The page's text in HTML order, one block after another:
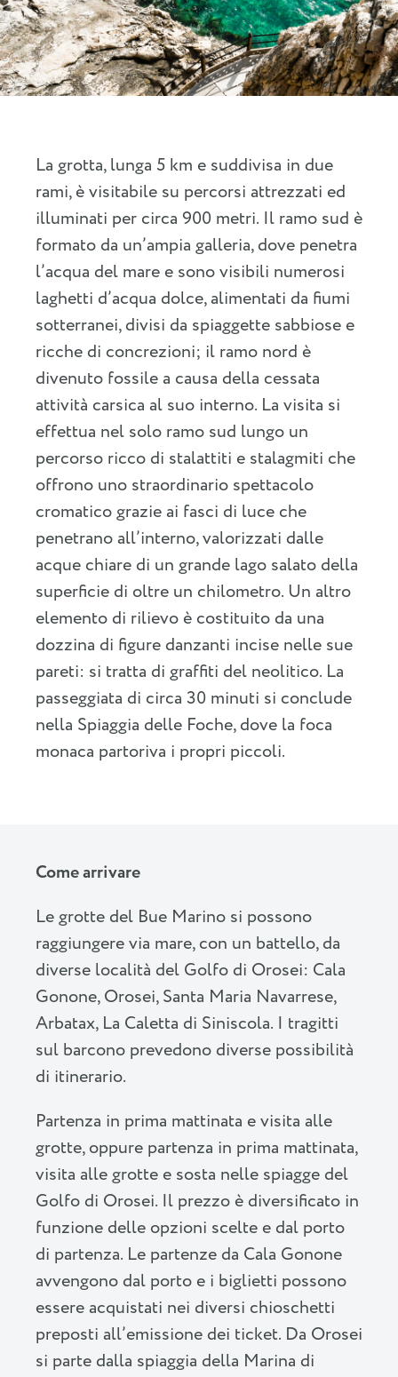
La grotta, lunga 5 km e suddivisa in due
rami, è visitabile su percorsi attrezzati ed
illuminati per circa 900 metri. Il ramo sud è
formato da un’ampia galleria, dove penetra
l’acqua del mare e sono visibili numerosi
laghetti d’acqua dolce, alimentati da fiumi
sotterranei, divisi da spiaggette sabbiose e
ricche di concrezioni; il ramo nord è
divenuto fossile a causa della cessata
attività carsica al suo interno. La visita si
effettua nel solo ramo sud lungo un
percorso ricco di stalattiti e stalagmiti che
offrono uno straordinario spettacolo
cromatico grazie ai fasci di luce che
penetrano all’interno, valorizzati dalle
acque chiare di un grande lago salato della
superficie di oltre un chilometro. Un altro
elemento di rilievo è costituito da una
dozzina di figure danzanti incise nelle sue
pareti: si tratta di graffiti del neolitico. La
passeggiata di circa 30 minuti si conclude
nella Spiaggia delle Foche, dove la foca
monaca partoriva i propri piccoli.
Come arrivare
Le grotte del Bue Marino si possono
raggiungere via mare, con un battello, da
diverse località del Golfo di Orosei: Cala
Gonone, Orosei, Santa Maria Navarrese,
Arbatax, La Caletta di Siniscola. I tragitti
sul barcono prevedono diverse possibilità
di itinerario.
Partenza in prima mattinata e visita alle
grotte, oppure partenza in prima mattinata,
visita alle grotte e sosta nelle spiagge del
Golfo di Orosei. Il prezzo è diversificato in
funzione delle opzioni scelte e dal porto
di partenza. Le partenze da Cala Gonone
avvengono dal porto e i biglietti possono
essere acquistati nei diversi chioschetti
preposti all’emissione dei ticket. Da Orosei
si parte dalla spiaggia della Marina di